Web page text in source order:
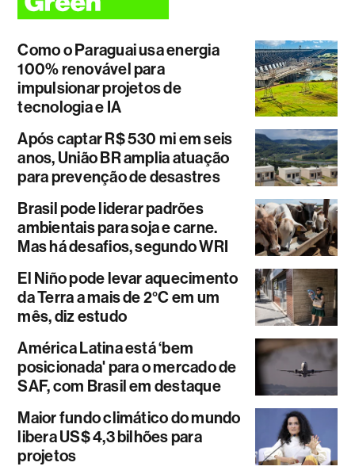
Como o Paraguai usa energia
100% renovável para
impulsionar projetos de
tecnologia e IA
Após captar R$ 530 mi em seis
anos, União BR amplia atuação
para prevenção de desastres
Brasil pode liderar padrões
ambientais para soja e carne.
Mas há desafios, segundo WRI
El Niño pode levar aquecimento
da Terra a mais de 2°C em um
mês, diz estudo
América Latina está ‘bem
posicionada' para o mercado de
SAF, com Brasil em destaque
Maior fundo climático do mundo
libera US$ 4,3 bilhões para
projetos